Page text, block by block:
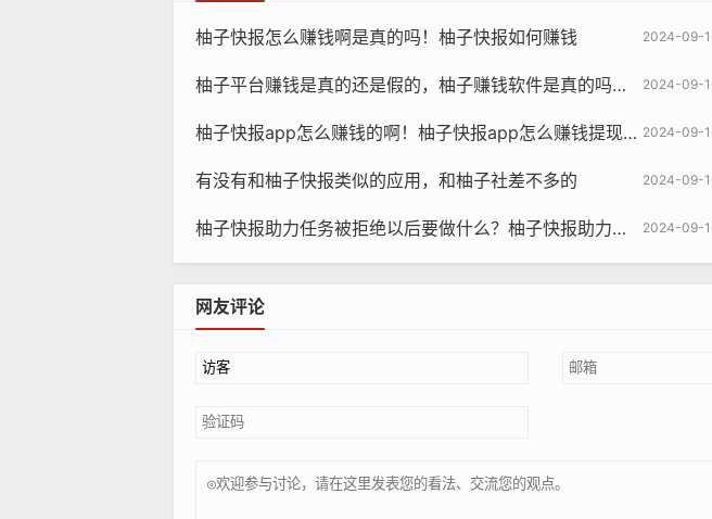
2024-09-
柚子快报怎么赚钱啊是真的吗！柚子快报如何赚钱
2024-09-
柚子平台赚钱是真的还是假的，柚子赚钱软件是真的吗还是假的？
2024-09-
柚子快报app怎么赚钱的啊！柚子快报app怎么赚钱提现到微信
2024-09-
有没有和柚子快报类似的应用，和柚子社差不多的
2024-09-
柚子快报助力任务被拒绝以后要做什么？柚子快报助力的昵称是什么
网友评论